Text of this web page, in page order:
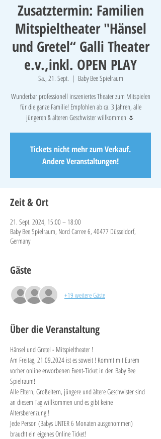
Zusatztermin: Familien
Mitspieltheater "Hänsel
und Gretel“ Galli Theater
e.v.,inkl. OPEN PLAY
Sa., 21. Sept.
  |
Baby Bee Spielraum
Wunderbar professionell inszeniertes Theater zum Mitspielen
für die ganze Familie! Empfohlen ab ca. 3 Jahren, alle
jüngeren & älteren Geschwister willkommen 🌷
Tickets nicht mehr zum Verkauf.
Andere Veranstaltungen!
Zeit & Ort
21. Sept. 2024, 15:00 – 18:00
Baby Bee Spielraum, Nord Carree 6, 40477 Düsseldorf,
Germany
Gäste
+19 weitere Gäste
Über die Veranstaltung
Hänsel und Gretel - Mitspieltheater !
Am Freitag, 21.09.2024 ist es soweit ! Kommt mit Eurem
vorher online erworbenen Event-Ticket in den Baby Bee
Spielraum!
Alle Eltern, Großeltern, jüngere und ältere Geschwister sind
an diesem Tag willkommen und es gibt keine
Altersberenzung !
Jede Person (Babys UNTER 6 Monaten ausgenommen)
braucht ein eigenes Online Ticket!